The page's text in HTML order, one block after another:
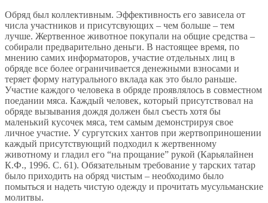
Обряд был коллективным. Эффективность его зависела от
числа участников и присутсвующих – чем больше – тем
лучше. Жертвенное животное покупали на общие средства –
собирали предварительно деньги. В настоящее время, по
мнению самих информаторов, участие отдельных лиц в
обряде все более ограничивается денежными взносами и
теряет форму натурального вклада как это было раньше.
Участие каждого человека в обряде проявлялось в совместном
поедании мяса. Каждый человек, который присутствовал на
обряде вызывания дождя должен был съесть хотя бы
маленький кусочек мяса, тем самым демонстрируя свое
личное участие. У сургутских хантов при жертвоприношении
каждый присутствующий подходил к жертвенному
животному и гладил его “на прощание” рукой (Карьялайнен
К.Ф., 1996. С. 61). Обязательным требование у тарских татар
было приходить на обряд чистым – необходимо было
помыться и надеть чистую одежду и прочитать мусульманские
молитвы.